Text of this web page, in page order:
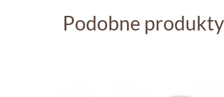
Podobne produkty